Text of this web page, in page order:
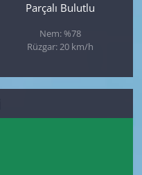
Parçalı Bulutlu
Nem: %78
Rüzgar: 20 km/h